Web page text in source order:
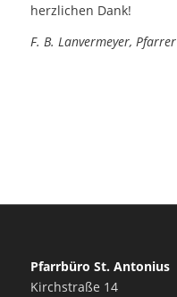
herzlichen Dank!
F. B. Lanvermeyer, Pfarrer
Pfarrbüro St. Antonius
Kirchstraße 14